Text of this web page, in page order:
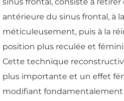
antérieure du sinus frontal, à
méticuleusement, puis à la
position plus reculée et
Cette technique
plus importante et un effet
modifiant fondamentalement